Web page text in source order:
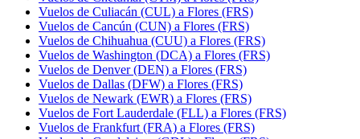
Vuelos de Culiacán (CUL) a Flores (FRS)
Vuelos de Cancún (CUN) a Flores (FRS)
Vuelos de Chihuahua (CUU) a Flores (FRS)
Vuelos de Washington (DCA) a Flores (FRS)
Vuelos de Denver (DEN) a Flores (FRS)
Vuelos de Dallas (DFW) a Flores (FRS)
Vuelos de Newark (EWR) a Flores (FRS)
Vuelos de Fort Lauderdale (FLL) a Flores (FRS)
Vuelos de Frankfurt (FRA) a Flores (FRS)